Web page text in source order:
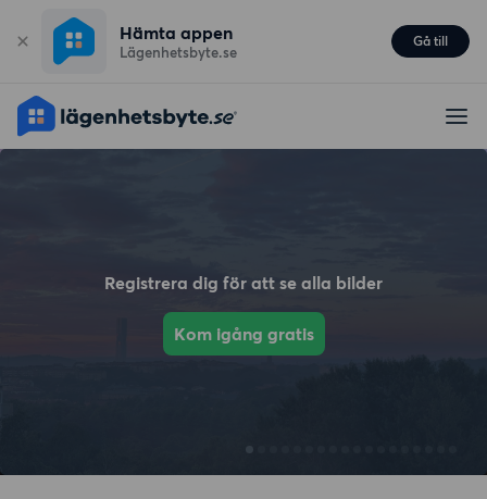
Hämta appen
Lägenhetsbyte.se
Gå till
Registrera dig för att se alla bilder
Kom igång gratis